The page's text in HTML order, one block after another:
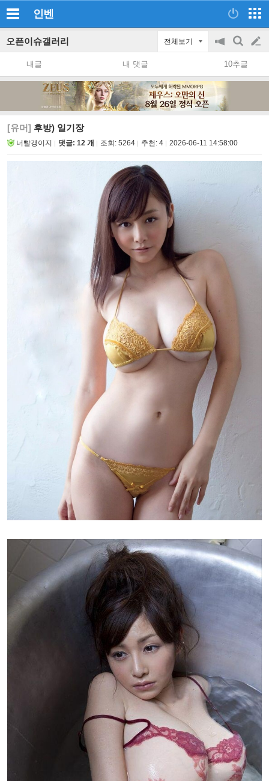
인벤
오픈이슈갤러리 전체보기
공
지
on/off
검
색
글
쓰
내글 내 댓글 10추글
[유머] 후방) 일기장
너빨갱이지 댓글: 12 개 조회: 5264 추천: 4 2026-06-11 14:58:00